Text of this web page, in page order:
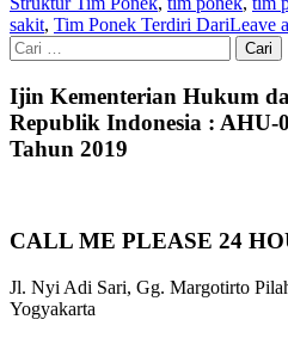
sakit, Tim Ponek Terdiri DariLeave
Cari
untuk:
Ijin Kementerian Hukum
Republik Indonesia : AHU-
Tahun 2019
CALL ME PLEASE 24
Jl. Nyi Adi Sari, Gg. Margotirto
Yogyakarta